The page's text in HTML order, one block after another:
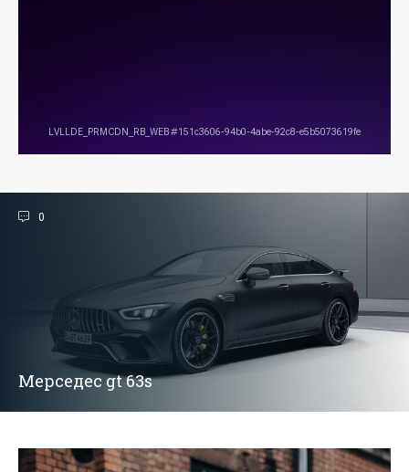
0
Мерседес gt 63s